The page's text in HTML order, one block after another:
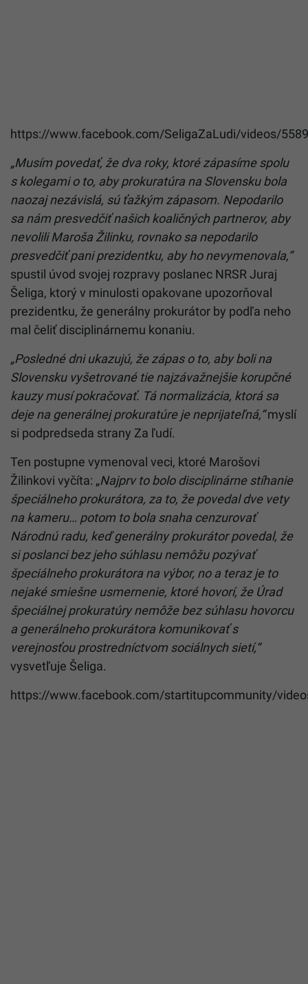
https://www.facebook.com/SeligaZaLudi/videos/
„Musím povedať, že dva roky, ktoré zápasíme spolu
s kolegami o to, aby prokuratúra na Slovensku bola
naozaj nezávislá, sú ťažkým zápasom. Nepodarilo
sa nám presvedčiť našich koaličných partnerov, aby
nevolili Maroša Žilinku, rovnako sa nepodarilo
presvedčiť pani prezidentku, aby ho nevymenovala,“
spustil úvod svojej rozpravy poslanec NRSR Juraj
Šeliga, ktorý v minulosti opakovane upozorňoval
prezidentku, že generálny prokurátor by podľa neho
mal čeliť disciplinárnemu konaniu.
„Posledné dni ukazujú, že zápas o to, aby boli na
Slovensku vyšetrované tie najzávažnejšie korupčné
kauzy musí pokračovať. Tá normalizácia, ktorá sa
deje na generálnej prokuratúre je neprijateľná,“myslí
si podpredseda strany Za ľudí.
Ten postupne vymenoval veci, ktoré Marošovi
Žilinkovi vyčíta: „Najprv to bolo disciplinárne stíhanie
špeciálneho prokurátora, za to, že povedal dve vety
na kameru… potom to bola snaha cenzurovať
Národnú radu, keď generálny prokurátor povedal, že
si poslanci bez jeho súhlasu nemôžu pozývať
špeciálneho prokurátora na výbor, no a teraz je to
nejaké smiešne usmernenie, ktoré hovorí, že Úrad
špeciálnej prokuratúry nemôže bez súhlasu hovorcu
a generálneho prokurátora komunikovať s
verejnosťou prostredníctvom sociálnych sietí,“
vysvetľuje Šeliga.
https://www.facebook.com/startitupcommunity/